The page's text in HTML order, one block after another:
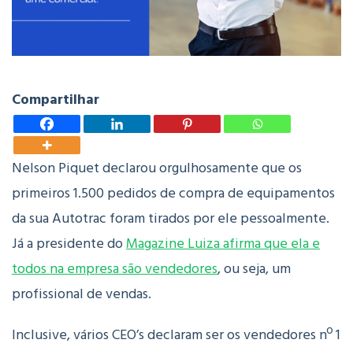
Compartilhar
Nelson Piquet declarou orgulhosamente que os
primeiros 1.500 pedidos de compra de equipamentos
da sua Autotrac foram tirados por ele pessoalmente.
Já a presidente doMagazine Luiza afirma que ela e
todos na empresa são vendedores, ou seja, um
profissional de vendas.
Inclusive, vários CEO’s declaram ser os vendedores nº 1